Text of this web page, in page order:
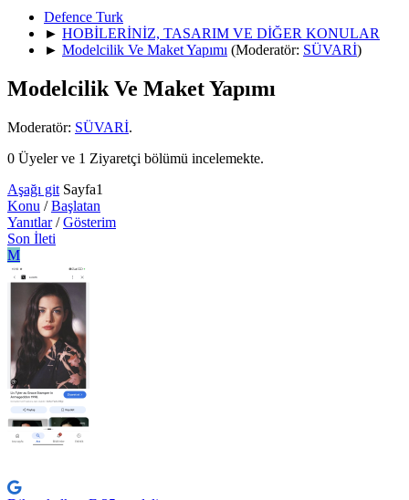
Defence Turk
► HOBİLERİNİZ, TASARIM VE DİĞER KONULAR
► Modelcilik Ve Maket Yapımı (Moderatör: SÜVARİ)
Modelcilik Ve Maket Yapımı
Moderatör: SÜVARİ.
0 Üyeler ve 1 Ziyaretçi bölümü incelemekte.
Aşağı git Sayfa1
Konu /Başlatan
Yanıtlar/Gösterim
Son İleti
M